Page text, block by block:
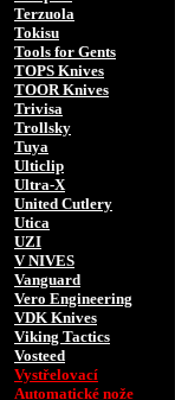
Terzuola
Tokisu
Tools for Gents
TOPS Knives
TOOR Knives
Trivisa
Trollsky
Tuya
Ulticlip
Ultra-X
United Cutlery
Utica
UZI
V NIVES
Vanguard
Vero Engineering
VDK Knives
Viking Tactics
Vosteed
Vystřelovací
Automatické nože